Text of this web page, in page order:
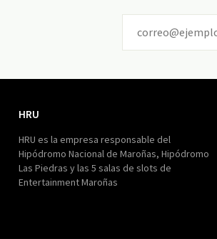
HRU
HRU es la empresa responsable del
Hipódromo Nacional de Maroñas, Hipódromo
Las Piedras y las 5 salas de slots de
Entertainment Maroñas